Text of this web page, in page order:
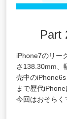
Part
iPhone7のリー
さ138.30mm、
売中の
まで歴代
今回はおそらく